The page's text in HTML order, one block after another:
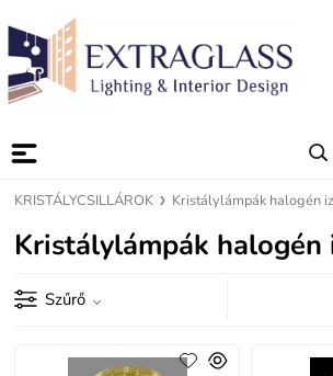
KRISTÁLYCSILLÁROK Kristálylámpák halogén
Kristálylámpák halogén
Szűrő